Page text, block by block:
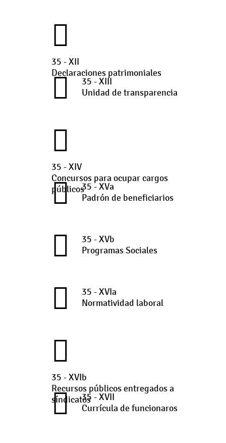
35 - XII
Declaraciones patrimoniales
35 - XIII
Unidad de transparencia
35 - XIV
Concursos para ocupar cargos
públicos35 - XVa
Padrón de beneficiarios
35 - XVb
Programas Sociales
35 - XVIa
Normatividad laboral
35 - XVIb
Recursos públicos entregados a
síndicatos35 - XVII
Currícula de funcionaros